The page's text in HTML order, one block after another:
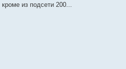
из подсети 200...